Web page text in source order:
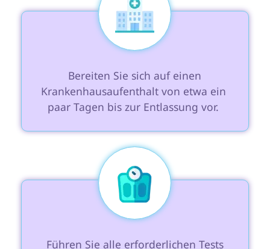
Krankenhausaufenthalt von etwa ein
paar Tagen bis zur Entlassung vor.